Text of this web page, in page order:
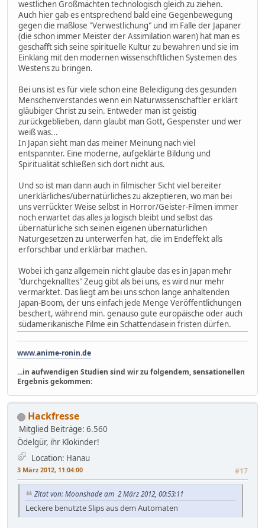
westlichen Großmächten technologisch gleich zu ziehen.
Auch hier gab es entsprechend bald eine Gegenbewegung
gegen die maßlose "Verwestlichung" und im Falle der Japaner
(die schon immer Meister der Assimilation waren) hat man es
geschafft sich seine spirituelle Kultur zu bewahren und sie im
Einklang mit den modernen wissenschftlichen Systemen des
Westens zu bringen.
Bei uns ist es für viele schon eine Beleidigung des gesunden
Menschenverstandes wenn ein Naturwissenschaftler erklärt
gläubiger Christ zu sein. Entweder man ist geistig
zurückgeblieben, dann glaubt man Gott, Gespenster und wer
weiß was...
In Japan sieht man das meiner Meinung nach viel
entspannter. Eine moderne, aufgeklärte Bildung und
Spiritualität schließen sich dort nicht aus.
Und so ist man dann auch in filmischer Sicht viel bereiter
unerklärliches/übernatürliches zu akzeptieren, wo man bei
uns verrückter Weise selbst in Horror/Geister-Filmen immer
noch erwartet das alles ja logisch bleibt und selbst das
übernatürliche sich seinen eigenen übernatürlichen
Naturgesetzen zu unterwerfen hat, die im Endeffekt alls
erforschbar und erklärbar machen.
Wobei ich ganz allgemein nicht glaube das es in Japan mehr
"durchgeknalltes" Zeug gibt als bei uns, es wird nur mehr
vermarktet. Das liegt am bei uns schon lange anhaltenden
Japan-Boom, der uns einfach jede Menge Veröffentlichungen
beschert, während min. genauso gute europäische oder auch
südamerikanische Filme ein Schattendasein fristen dürfen.
www.anime-ronin.de
...in aufwendigen Studien sind wir zu folgendem, sensationellen
Ergebnis gekommen:
Hackfresse
Mitglied Beiträge: 6.560
Ödelgür, ihr Klokinder!
Location: Hanau
3 März 2012, 11:04:00 #17
Zitat von: Moonshade am 2 März 2012, 00:53:11
Leckere benutzte Slips aus dem Automaten